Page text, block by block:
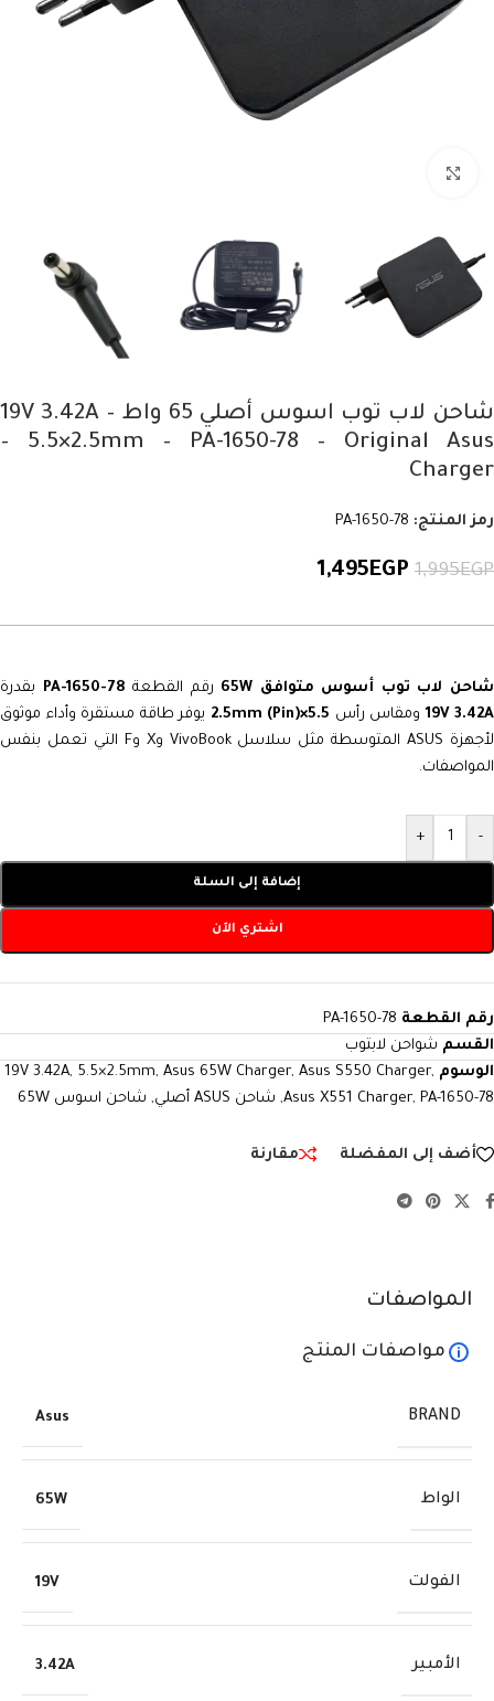
شاحن لاب توب اسوس أصلي 65 واط – 19V 3.42A
– 5.5×2.5mm – PA-1650-78 – Original Asus
Charger
رمز المنتج: PA-1650-78
1,995EGP
1,495EGP
شاحن لاب توب أسوس متوافق 65W رقم القطعة PA-1650-78 بقدرة
19V 3.42A ومقاس رأس 5.5×2.5mm (Pin)
يوفر طاقة مستقرة وأداء موثوق
لأجهزة ASUS المتوسطة مثل سلاسل VivoBook وX وF التي تعمل بنفس
المواصفات.
-
+
إضافة إلى السلة
اشتري الآن
رقم القطعة PA-1650-78
القسم شواحن لابتوب
الوسوم
19V 3.42A, 5.5×2.5mm, Asus 65W Charger, Asus S550 Charger,
Asus X551 Charger, PA-1650-78
, شاحن ASUS أصلي , شاحن اسوس 65W
أضف إلى المفضلة مقارنة
المواصفات
مواصفات المنتج
BRAND
Asus
الواط 65W
الفولت 19V
الأمبير 3.42A